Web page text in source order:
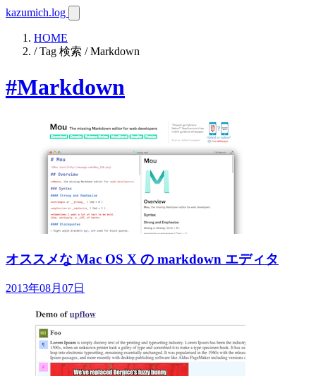
kazumich.log
HOME
/ Tag 検索 / Markdown
#Markdown
オススメな Mac OS X の markdown エディタ
2013年08月07日